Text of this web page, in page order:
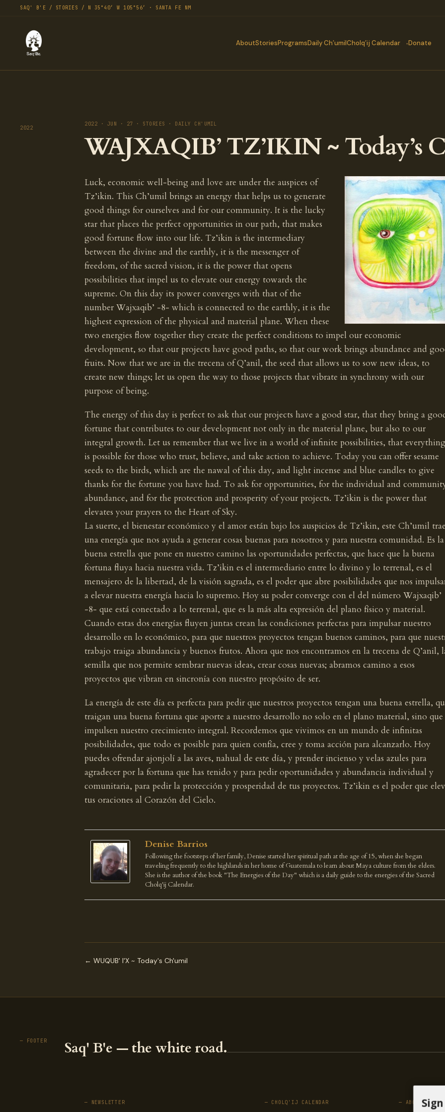
SAQ' B'E / STORIES / N 35°40′ W 105°56′ · SANTA FE NM
AboutStoriesProgramsDaily Ch’umilCholq’ij Calendar Donate
2022
2022 · JUN · 27 · STORIES · DAILY CH'UMIL
WAJXAQIB’ TZ’IKIN ~ Today’s
Luck, economic well-being and love are under the auspices of
Tz’ikin. This Ch’umil brings an energy that helps us to generate
good things for ourselves and for our community. It is the lucky
star that places the perfect opportunities in our path, that makes
good fortune flow into our life. Tz’ikin is the intermediary
between the divine and the earthly, it is the messenger of
freedom, of the sacred vision, it is the power that opens
possibilities that impel us to elevate our energy towards the
supreme. On this day its power converges with that of the
number Wajxaqib’ -8- which is connected to the earthly, it is the
highest expression of the physical and material plane. When these
two energies flow together they create the perfect conditions to impel our economic
development, so that our projects have good paths, so that our work brings abundance and
fruits. Now that we are in the trecena of Q’anil, the seed that allows us to sow new ideas, to
create new things; let us open the way to those projects that vibrate in synchrony with our
purpose of being.
The energy of this day is perfect to ask that our projects have a good star, that they bring a
fortune that contributes to our development not only in the material plane, but also to our
integral growth. Let us remember that we live in a world of infinite possibilities, that everything
is possible for those who trust, believe, and take action to achieve. Today you can offer sesame
seeds to the birds, which are the nawal of this day, and light incense and blue candles to give
thanks for the fortune you have had. To ask for opportunities, for the individual and
abundance, and for the protection and prosperity of your projects. Tz’ikin is the power that
elevates your prayers to the Heart of Sky.
La suerte, el bienestar económico y el amor están bajo los auspicios de Tz’ikin, este Ch’umil trae
una energía que nos ayuda a generar cosas buenas para nosotros y para nuestra comunidad. Es la
buena estrella que pone en nuestro camino las oportunidades perfectas, que hace que la buena
fortuna fluya hacia nuestra vida. Tz’ikin es el intermediario entre lo divino y lo terrenal, es el
mensajero de la libertad, de la visión sagrada, es el poder que abre posibilidades que nos
a elevar nuestra energía hacia lo supremo. Hoy su poder converge con el del número Wajxaqib’
-8- que está conectado a lo terrenal, que es la más alta expresión del plano físico y material.
Cuando estas dos energías fluyen juntas crean las condiciones perfectas para impulsar nuestro
desarrollo en lo económico, para que nuestros proyectos tengan buenos caminos, para que
trabajo traiga abundancia y buenos frutos. Ahora que nos encontramos en la trecena de Q’anil,
semilla que nos permite sembrar nuevas ideas, crear cosas nuevas; abramos camino a esos
proyectos que vibran en sincronía con nuestro propósito de ser.
La energía de este día es perfecta para pedir que nuestros proyectos tengan una buena estrella,
traigan una buena fortuna que aporte a nuestro desarrollo no solo en el plano material, sino que
impulsen nuestro crecimiento integral. Recordemos que vivimos en un mundo de infinitas
posibilidades, que todo es posible para quien confía, cree y toma acción para alcanzarlo. Hoy
puedes ofrendar ajonjolí a las aves, nahual de este día, y prender incienso y velas azules para
agradecer por la fortuna que has tenido y para pedir oportunidades y abundancia individual y
comunitaria, para pedir la protección y prosperidad de tus proyectos. Tz’ikin es el poder que
tus oraciones al Corazón del Cielo.
Denise Barrios
Following the footsteps of her family, Denise started her spiritual path at the age of 15, when she began
traveling frequently to the highlands in her home of Guatemala to learn about Maya culture from the elders.
She is the author of the book "The Energies of the Day" which is a daily guide to the energies of the Sacred
Cholq'ij Calendar.
← WUQUB' I'X ~ Today's Ch'umil
— FOOTER Saq' B'e — the white road.
— NEWSLETTER — CHOLQ'IJ CALENDAR — ABOUT